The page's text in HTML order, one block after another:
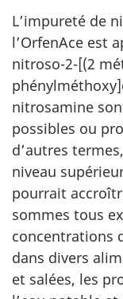
L’impureté de
l’OrfenAce est
nitroso-2-[(2
nitrosamine
possibles ou
d’autres
niveau
pourrait
sommes tous
concentrations
dans divers
et salées, les